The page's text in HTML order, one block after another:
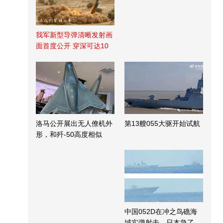
我军新型导弹清晰发射画
面首度公开 穿深可达10
洛马公开展出无人僚机外
形，和歼-50高度相似
第13艘055大驱开始试航
中国052D在冲之鸟礁海